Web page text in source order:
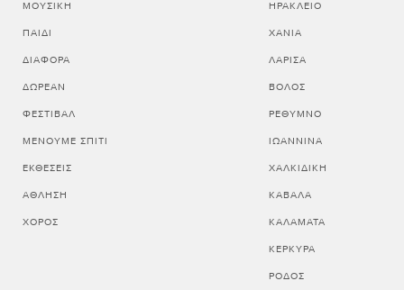
ΜΟΥΣΙΚΉ
ΠΑΙΔΊ
ΔΙΆΦΟΡΑ
ΔΩΡΕΆΝ
ΦΕΣΤΙΒΆΛ
ΜΈΝΟΥΜΕ ΣΠΊΤΙ
ΕΚΘΈΣΕΙΣ
ΆΘΛΗΣΗ
ΧΟΡΌΣ
ΗΡΑΚΛΕΙΟ
ΧΑΝΙΑ
ΛΑΡΙΣΑ
ΒΟΛΟΣ
ΡΕΘΥΜΝΟ
ΙΩΑΝΝΙΝΑ
ΧΑΛΚΙΔΙΚΗ
ΚΑΒΑΛΑ
ΚΑΛΑΜΑΤΑ
ΚΕΡΚΥΡΑ
ΡΟΔΟΣ